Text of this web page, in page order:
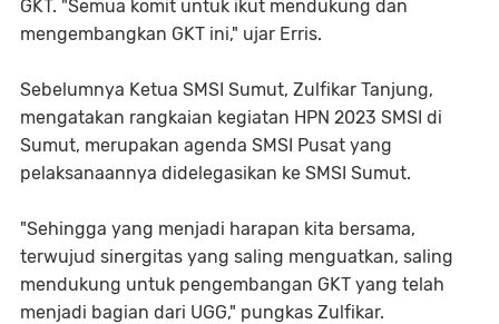
GKT. "Semua komit untuk ikut mendukung dan
mengembangkan GKT ini," ujar Erris.
Sebelumnya Ketua SMSI Sumut, Zulfikar Tanjung,
mengatakan rangkaian kegiatan HPN 2023 SMSI di
Sumut, merupakan agenda SMSI Pusat yang
pelaksanaannya didelegasikan ke SMSI Sumut.
"Sehingga yang menjadi harapan kita bersama,
terwujud sinergitas yang saling menguatkan, saling
mendukung untuk pengembangan GKT yang telah
menjadi bagian dari UGG," pungkas Zulfikar.